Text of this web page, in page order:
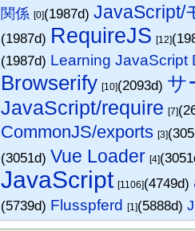
関係 [0](1987d)JavaScript/
(1987d) RequireJS [12]
(1987d) Learning JavaScript
Browserify [10](2093d) サ
JavaScript/require [7]
CommonJS/exports [3]
(3051d) Vue Loader [4]
JavaScript [1106](4749d)
(5739d) Flusspferd [1](5888d)